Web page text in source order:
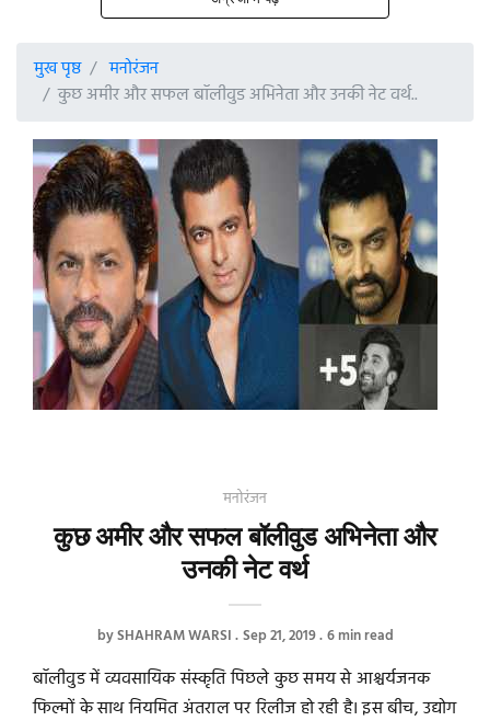
मुख पृष्ठ
मनोरंजन
कुछ अमीर और सफल बॉलीवुड अभिनेता और उनकी नेट वर्थ..
मनोरंजन
कुछ अमीर और सफल बॉलीवुड अभिनेता और
उनकी नेट वर्थ
bySHAHRAM WARSI Sep 21, 2019 6 min read
बॉलीवुड में व्यवसायिक संस्कृति पिछले कुछ समय से आश्चर्यजनक
फिल्मों के साथ नियमित अंतराल पर रिलीज हो रही है। इस बीच, उद्योग